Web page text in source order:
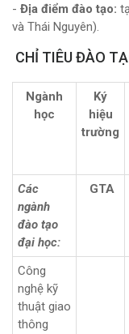
- Địa điểm đào tạo:
và Thái Nguyên).
CHỈ TIÊU ĐÀO
Ngành
học
Ký
hiệu
trường
Các
ngành
đào tạo
đại học:
GTA
Công
nghệ kỹ
thuật giao
thông